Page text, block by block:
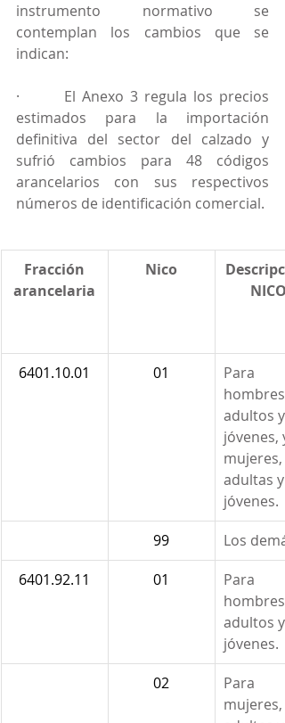
instrumento normativo se
contemplan los cambios que se
indican:
·       El Anexo 3 regula los precios
estimados para la importación
definitiva del sector del calzado y
sufrió cambios para 48 códigos
arancelarios con sus respectivos
números de identificación comercial.
Fracción
arancelaria
Nico
NICO
6401.10.01 01
Para
hombres,
adultos y
jóvenes, y
mujeres,
adultas y
jóvenes.
99
Los
6401.92.11
01
Para
hombres,
adultos y
jóvenes.
02
Para
mujeres,